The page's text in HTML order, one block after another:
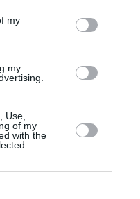
my
my
Use,
of my
with the
Des
ont ainsi pu
de
et